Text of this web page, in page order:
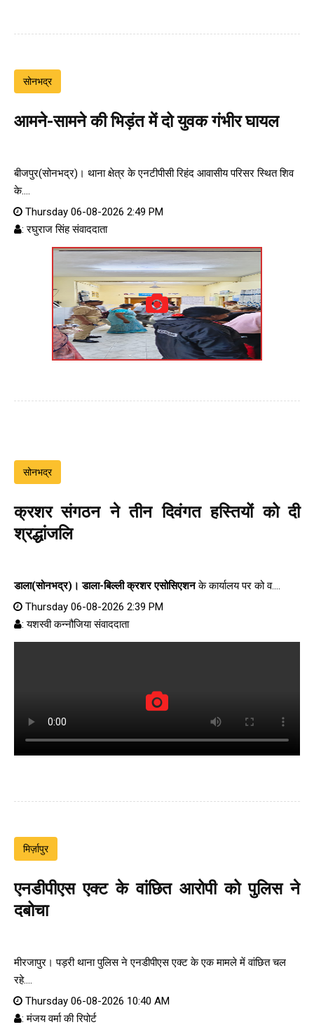
सोनभद्र
आमने-सामने की भिड़ंत में दो युवक गंभीर घायल
बीजपुर(सोनभद्र)। थाना क्षेत्र के एनटीपीसी रिहंद आवासीय परिसर स्थित शिव
के....
Thursday 06-08-2026 2:49 PM
: रघुराज सिंह संवाददाता
सोनभद्र
क्रशर संगठन ने तीन दिवंगत हस्तियों को दी
श्रद्धांजलि
डाला(सोनभद्र)। डाला-बिल्ली क्रशर एसोसिएशनके कार्यालय पर को व....
Thursday 06-08-2026 2:39 PM
: यशस्वी कन्नौजिया संवाददाता
मिर्ज़ापुर
एनडीपीएस एक्ट के वांछित आरोपी को पुलिस ने
दबोचा
मीरजापुर। पड़री थाना पुलिस ने एनडीपीएस एक्ट के एक मामले में वांछित चल
रहे....
Thursday 06-08-2026 10:40 AM
: मंजय वर्मा की रिपोर्ट